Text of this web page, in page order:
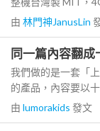
由 林門神JanusLin
同一篇內容翻
我們做的是一套「
的產品，內容要以
由 lumorakids 發文